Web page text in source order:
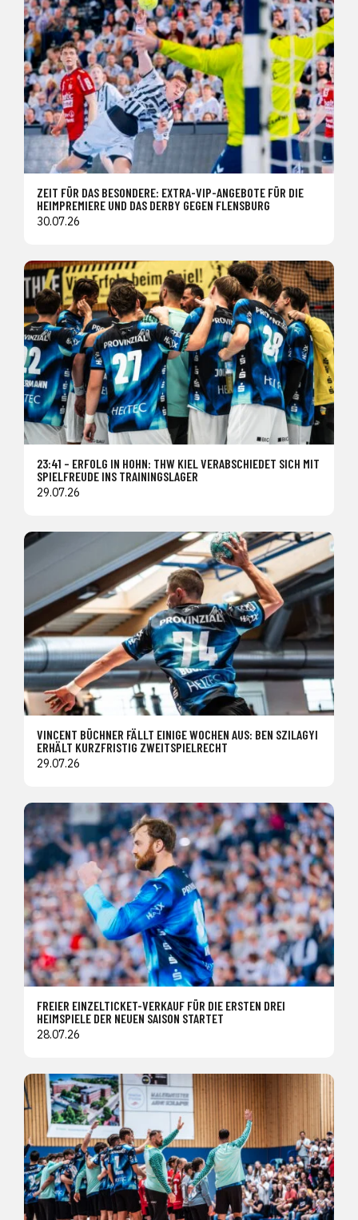
ZEIT FÜR DAS BESONDERE: EXTRA-VIP-ANGEBOTE FÜR DIE
HEIMPREMIERE UND DAS DERBY GEGEN FLENSBURG
30.07.26
23:41 – ERFOLG IN HOHN: THW KIEL VERABSCHIEDET SICH MIT
SPIELFREUDE INS TRAININGSLAGER
29.07.26
VINCENT BÜCHNER FÄLLT EINIGE WOCHEN AUS: BEN SZILAGYI
ERHÄLT KURZFRISTIG ZWEITSPIELRECHT
29.07.26
FREIER EINZELTICKET-VERKAUF FÜR DIE ERSTEN DREI
HEIMSPIELE DER NEUEN SAISON STARTET
28.07.26